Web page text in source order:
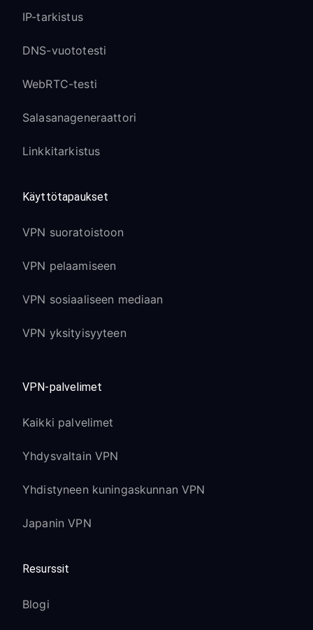
IP-tarkistus
DNS-vuototesti
WebRTC-testi
Salasanageneraattori
Linkkitarkistus
Käyttötapaukset
VPN suoratoistoon
VPN pelaamiseen
VPN sosiaaliseen mediaan
VPN yksityisyyteen
VPN-palvelimet
Kaikki palvelimet
Yhdysvaltain VPN
Yhdistyneen kuningaskunnan VPN
Japanin VPN
Resurssit
Blogi